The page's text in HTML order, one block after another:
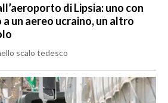
di Lipsia: uno con
un aereo ucraino, un altro
scalo tedesco